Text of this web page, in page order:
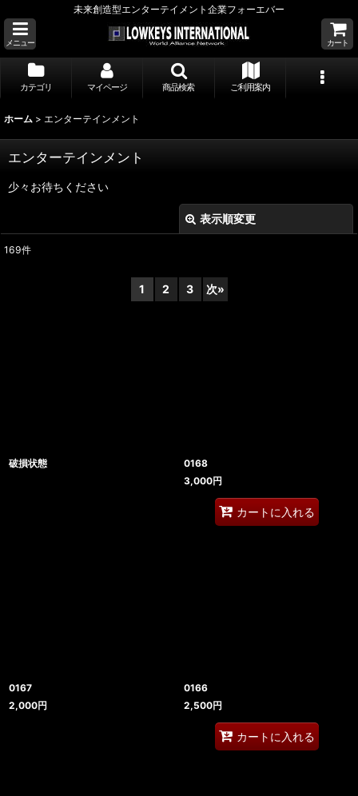
未来創造型エンターテイメント企業フォーエバー
メニュー カート
カテゴリ マイページ 商品検索 ご利用案内
ホーム > エンターテインメント
エンターテインメント
少々お待ちください
表示順変更
169件
1 2 3 次»
破損状態
0168
3,000円
カートに入れる
0167
2,000円
0166
2,500円
カートに入れる